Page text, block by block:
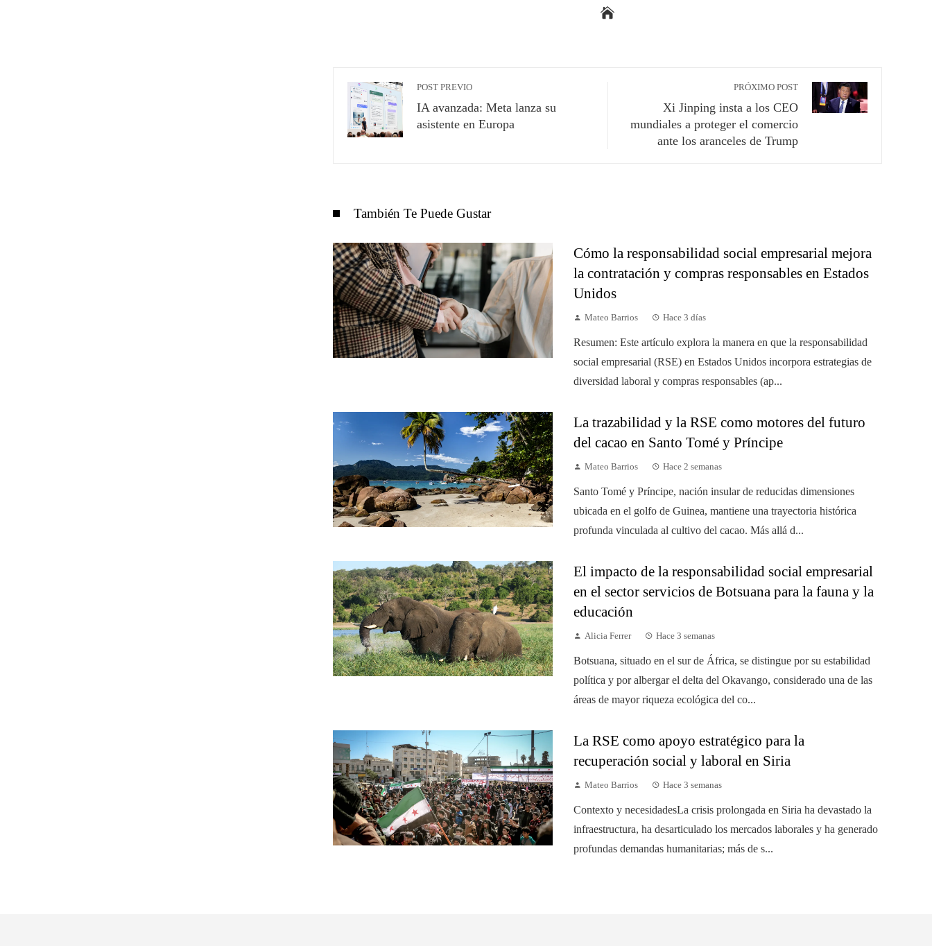
POST PREVIO
IA avanzada: Meta lanza su
asistente en Europa
PRÓXIMO POST
Xi Jinping insta a los CEO
mundiales a proteger el comercio
ante los aranceles de Trump
También Te Puede Gustar
Cómo la responsabilidad social empresarial mejora
la contratación y compras responsables en Estados
Unidos
Mateo Barrios Hace 3 días
Resumen: Este artículo explora la manera en que la responsabilidad
social empresarial (RSE) en Estados Unidos incorpora estrategias de
diversidad laboral y compras responsables (ap...
La trazabilidad y la RSE como motores del futuro
del cacao en Santo Tomé y Príncipe
Mateo Barrios Hace 2 semanas
Santo Tomé y Príncipe, nación insular de reducidas dimensiones
ubicada en el golfo de Guinea, mantiene una trayectoria histórica
profunda vinculada al cultivo del cacao. Más allá d...
El impacto de la responsabilidad social empresarial
en el sector servicios de Botsuana para la fauna y la
educación
Alicia Ferrer Hace 3 semanas
Botsuana, situado en el sur de África, se distingue por su estabilidad
política y por albergar el delta del Okavango, considerado una de las
áreas de mayor riqueza ecológica del co...
La RSE como apoyo estratégico para la
recuperación social y laboral en Siria
Mateo Barrios Hace 3 semanas
Contexto y necesidadesLa crisis prolongada en Siria ha devastado la
infraestructura, ha desarticulado los mercados laborales y ha generado
profundas demandas humanitarias; más de s...